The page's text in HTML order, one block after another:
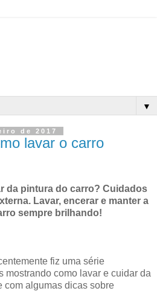
▼
de 2017
lavar o carro
da pintura do carro? Cuidados
Lavar, encerar e manter a
sempre brilhando!
fiz uma série
mostrando como lavar e cuidar da
com algumas dicas sobre